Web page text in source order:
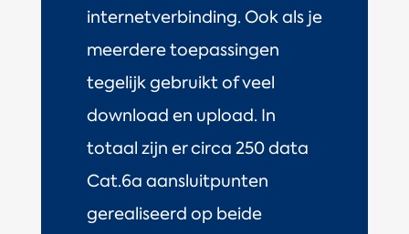
internetverbinding. Ook als je
meerdere toepassingen
tegelijk gebruikt of veel
download en upload. In
totaal zijn er circa 250 data
Cat.6a aansluitpunten
gerealiseerd op beide